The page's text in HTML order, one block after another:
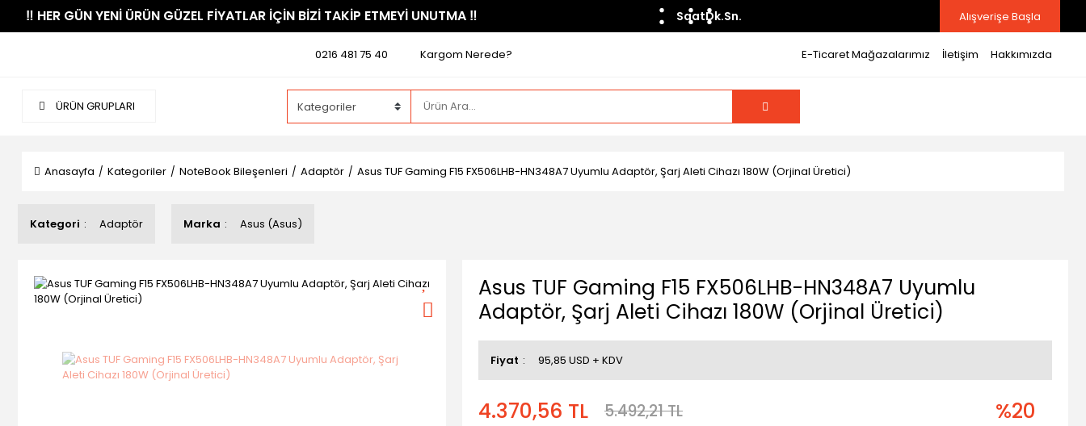
​‼️​ HER GÜN YENİ ÜRÜN GÜZEL FİYATLAR İÇİN BİZİ TAKİP ETMEYİ UNUTMA ​‼️​ SaatDk.Sn. Alışverişe Başla
0216 481 75 40 Kargom Nerede? E-Ticaret Mağazalarımız İletişim Hakkımızda
ÜRÜN GRUPLARI
Anasayfa Kategoriler NoteBook Bileşenleri Adaptör Asus TUF Gaming F15 FX506LHB-HN348A7 Uyumlu Adaptör, Şarj Aleti Cihazı 180W (Orjinal Üretici)
Kategori Adaptör Marka Asus (Asus)
Asus TUF Gaming F15 FX506LHB-HN348A7 Uyumlu
Adaptör, Şarj Aleti Cihazı 180W (Orjinal Üretici)
Fiyat 95,85 USD + KDV
4.370,56 TL 5.492,21 TL %20